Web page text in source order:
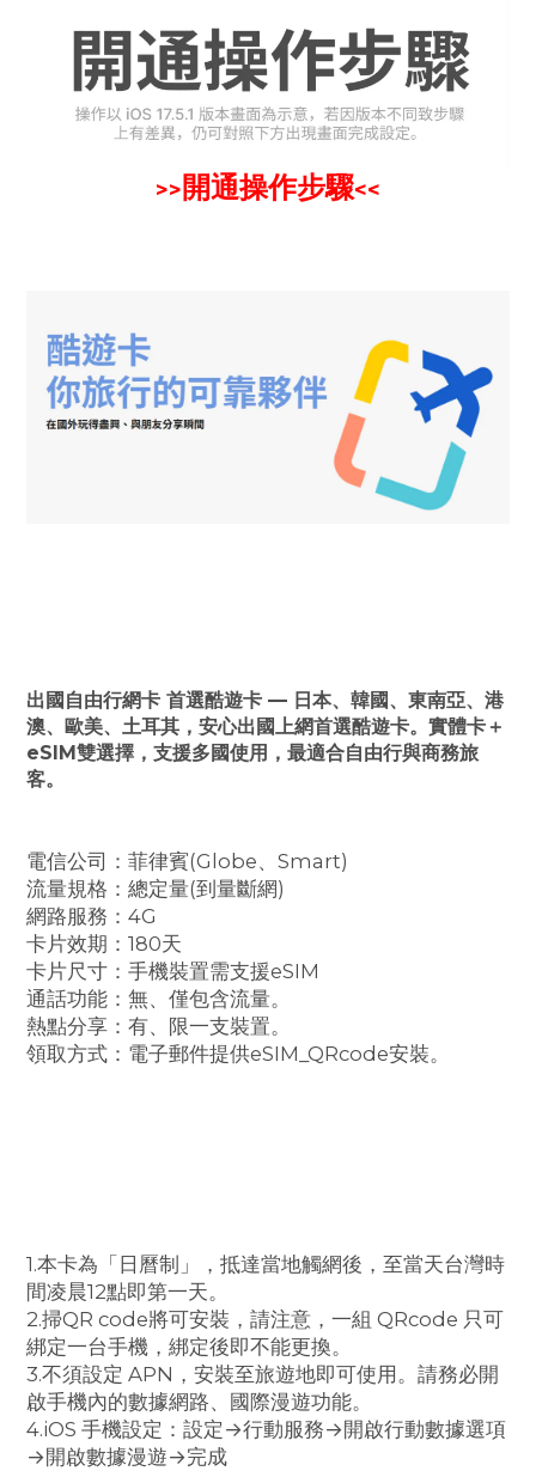
>> 開通操作步驟<<
出國自由行網卡 首選酷遊卡 — 日本、韓國、東南亞、港
澳、歐美、土耳其，安心出國上網首選酷遊卡。實體卡＋
eSIM雙選擇，支援多國使用，最適合自由行與商務旅
客。
電信公司：菲律賓(Globe、Smart)
流量規格：總定量(到量斷網)
網路服務：4G
卡片效期：180天
卡片尺寸：手機裝置需支援eSIM
通話功能：無、僅包含流量。
熱點分享：有、限一支裝置。
領取方式：電子郵件提供eSIM_QRcode安裝。
1.本卡為「日曆制」，抵達當地觸網後，至當天台灣時
間凌晨12點即第一天。
2.掃QR code將可安裝，請注意，一組 QRcode 只可
綁定一台手機，綁定後即不能更換。
3.不須設定 APN，安裝至旅遊地即可使用。請務必開
啟手機內的數據網路、國際漫遊功能。
4.iOS 手機設定：設定→行動服務→開啟行動數據選項
→開啟數據漫遊→完成